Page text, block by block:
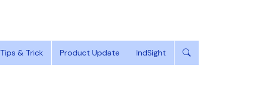
Tips & Trick Product Update IndSight